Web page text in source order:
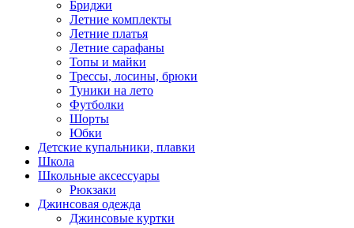
Бриджи
Летние комплекты
Летние платья
Летние сарафаны
Топы и майки
Трессы, лосины, брюки
Туники на лето
Футболки
Шорты
Юбки
Детские купальники, плавки
Школа
Школьные аксессуары
Рюкзаки
Джинсовая одежда
Джинсовые куртки